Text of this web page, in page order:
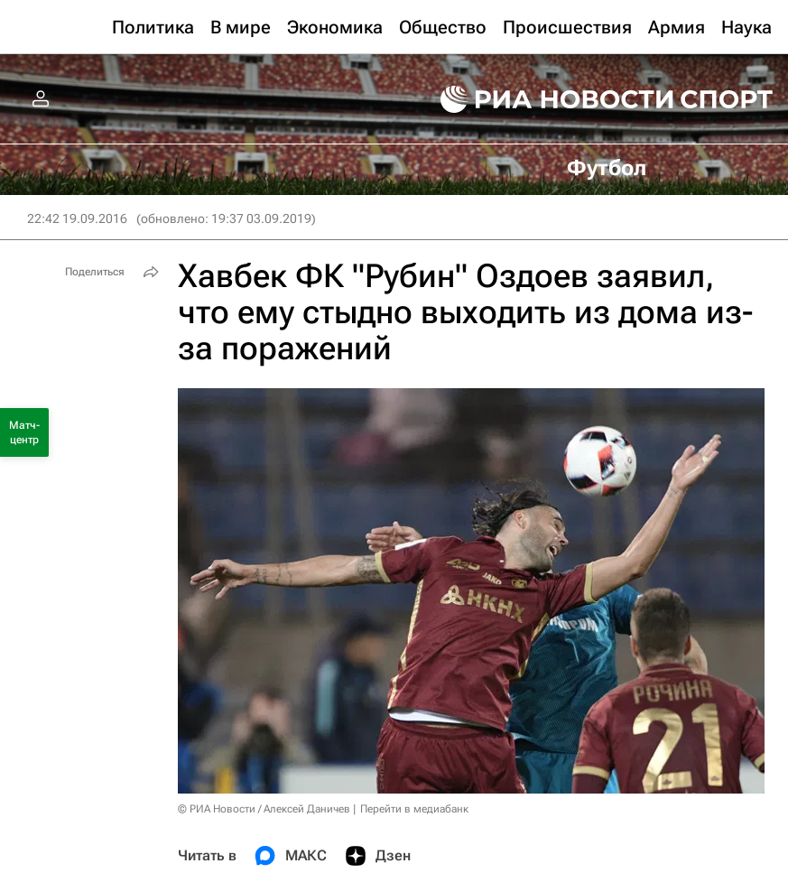
Политика В мире Экономика Общество Происшествия Армия Наука
Футбол
22:42 19.09.2016 (обновлено: 19:37 03.09.2019)
Хавбек ФК "Рубин" Оздоев заявил,
что ему стыдно выходить из дома из-
за поражений
© РИА Новости / Алексей Даничев Перейти в медиабанк
Читать в МАКС Дзен
Поделиться
Матч-
центр